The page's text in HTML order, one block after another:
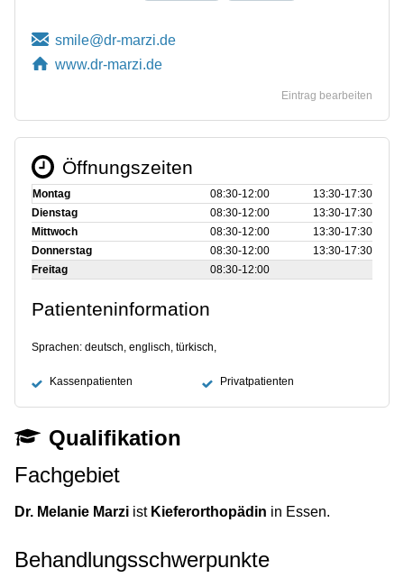
www.dr-marzi.de
Eintrag bearbeiten
Öffnungszeiten
Montag 08:30‑12:00
13:30‑17:30
Dienstag
08:30‑12:00
13:30‑17:30
Mittwoch
08:30‑12:00
13:30‑17:30
Donnerstag
08:30‑12:00
13:30‑17:30
Freitag
08:30‑12:00
Patienteninformation
Sprachen: deutsch, englisch, türkisch,
Kassenpatienten Privatpatienten
Qualifikation
Fachgebiet
Dr. Melanie Marzi ist Kieferorthopädin in Essen.
Behandlungsschwerpunkte